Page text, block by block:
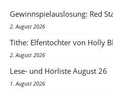
Gewinnspielauslosung: Red
2. August 2026
Tithe: Elfentochter von Holly
2. August 2026
Lese- und Hörliste August 26
1. August 2026